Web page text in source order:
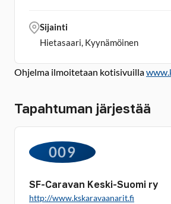
Ohjelma ilmoitetaan kotisivuilla
Tapahtuman järjestää
009
SF-Caravan Keski-Suomi ry
http://www.kskaravaanarit.fi
Sijainti
Hietasaari, Kyynämöinen